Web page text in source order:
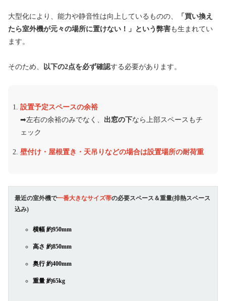
大型化により、能力や静音性は向上しているものの、
「買い換え
たら室外機が元々の場所に置けない！」という弊害も生まれてい
ます。
そのため、 以下の2点を必ず確認する必要があります。
設置予定スペースの余裕
➡︎左右の余裕のみでなく、 出窓の下なら上部スペースもチ
ェック
壁付け・屋根置き・天吊りなどの場合は設置場所の耐荷重
最近の室外機で一番大きなサイズ帯の必要スペース＆重量(排熱スペース
込み)
横幅 約950mm
高さ 約850mm
奥行 約400mm
重量 約65kg